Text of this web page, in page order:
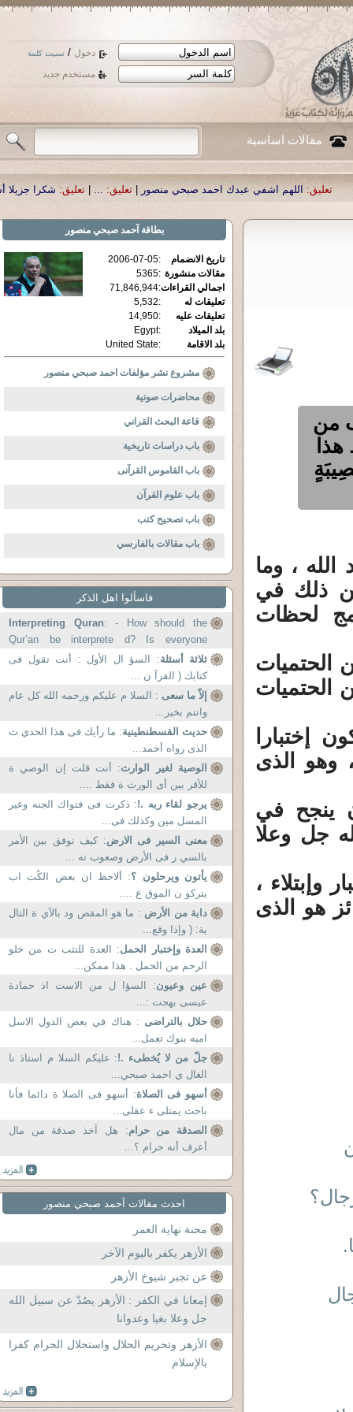
دخول / نسيت كلمة
مستخدم جديد
مقالات اساسية
اشفي عبدك احمد صبحي منصور|تعليق: ...
|تعليق: شكرا جزيلا أستاذ حمد
من
، وما
ذلك في
لحظات
الحتميات
الحتميات
إختبارا
وهو الذى
ينجح في
جل وعلا
وإبتلاء ،
هو الذى
بطاقة آحمد صبحي منصور
تاريخ الانضمام :
2006-07-05
مقالات منشورة :
5365
اجمالي القراءات:
71,846,944
تعليقات له
:
5,532
تعليقات عليه
:
14,950
بلد الميلاد
:
Egypt
بلد الاقامة
:
United State
مشروع نشر مؤلفات احمد صبحي منصور
محاضرات صوتية
قاعة البحث القراني
باب دراسات تاريخية
باب القاموس القرآنى
باب علوم القرآن
باب تصحيح كتب
باب مقالات بالفارسي
فاسألوا اهل الذكر
Interpreting Quran: - How should the
Qur’an be interprete d? Is everyone
capable of interpreti ng it?...
ثلاثة أسئلة: السؤ ال الأول : أنت تقول فى
كتابك ( القرآ ن ...
إلاّ ما سعى : السلا م عليكم ورحمه الله كل عام
وانتم بخير...
حديث القسطنطينية: ما رأيك فى هذا الحدي ث
الذى رواه أحمد...
الوصية لغير الوارث: أنت قلت إن الوصي ة
للأقر بين أى الورث ة فقط ....
يرجو لقاء ربه .!: ذكرت فى فتواك الجنه وغير
المسل مين وكذلك فى...
معنى السير فى الارض: كيف نوفق بين الأمر
بالسي ر فى الأرض وصعوب ته ...
يأتون ويرحلون ؟: ألاحظ ان بعض الكُت اب
يتركو ن الموق ع ....
دابة من الأرض : ما هو المقص ود بالآي ة التال
ية: ( وإذا وقع...
العدة وإختبار الحمل: العدة للتثب ت من خلو
الرحم من الحمل . هذا ممكن...
عين وعيون: السؤا ل من الاست اذ حمادة
عيسى بهجت :...
حلال بالتراضى : هناك في بعض الدول الاسل
اميه بنوك تعمل...
جلّ من لا يُخطىء .!: عليكم السلا م استاذ نا
الغال ي احمد صبحي...
أسهو فى الصلاة: أسهو فى الصلا ة دائما فأنا
باحث يمتلى ء عقلى...
الصدقة من حرام: هل آخذ صدقة من مال
أعرف أنه حرام ؟...
احدث مقالات آحمد صبحي منصور
محنة نهاية العمر
الأزهر يكفر باليوم الآخر
عن تجبر شيوخ الأزهر
إمعانا في الكفر : الأزهر يصُدّ عن سبيل الله
جل وعلا بغيا وعدوانا
الأزهر وتحريم الحلال واستحلال الحرام كفرا
بالإسلام